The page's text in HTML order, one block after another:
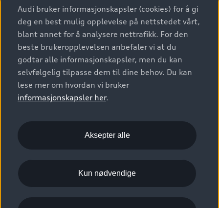
Elbiler
SUV
Stasjonsvogn
Sportback
S/RS
Konseptbiler og prototyper
Biler på lager
Finn forhandler
Bestill prøvekjøring
Kontakt forhandler
Bilgarantier
Audi Forsikring
Behold nybilfølelsen
Audi Originalt tilbehør
Verkstedtjenester
Digitale tjenester
Audi digitale tjenester
Audi connect
Functions on demand
Kom i gang med myAudi
Logg Inn Bilhold
Audi Norge
Kundeservice
Audi Driving Experience
Bli sertifisert merkeverksted
© 2026 AUDI NORGE. All Rights Reserved.
Imprint
Informasjon til redningsselskaper (eng)
Juridisk informasjon AUDI AG
Audi bruker informasjonskapsler (cookies) for å gi
deg en best mulig opplevelse på nettstedet vårt,
blant annet for å analysere nettrafikk. For den
beste brukeropplevelsen anbefaler vi at du
godtar alle informasjonskapsler, men du kan
selvfølgelig tilpasse dem til dine behov. Du kan
lese mer om hvordan vi bruker
informasjonskapsler her.
Aksepter alle
Kun nødvendige